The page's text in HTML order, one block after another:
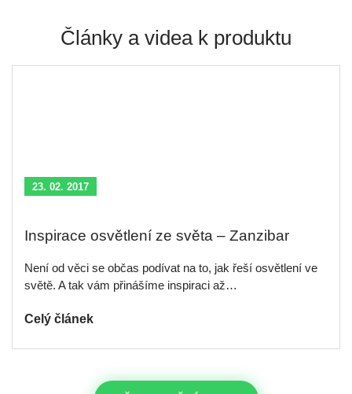
Články a videa k produktu
23. 02. 2017
Inspirace osvětlení ze světa – Zanzibar
Není od věci se občas podívat na to, jak řeší osvětlení ve
světě. A tak vám přinášíme inspiraci až…
Celý článek